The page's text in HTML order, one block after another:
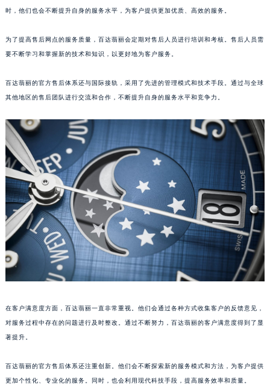
时，他们也会不断提升自身的服务水平，为客户提供更加优质、高效的服务。
为了提高售后网点的服务质量，百达翡丽会定期对售后人员进行培训和考核。售后人员需
要不断学习和掌握新的技术和知识，以更好地为客户服务。
百达翡丽的官方售后体系还与国际接轨，采用了先进的管理模式和技术手段。通过与全球
其他地区的售后团队进行交流和合作，不断提升自身的服务水平和竞争力。
在客户满意度方面，百达翡丽一直非常重视。他们会通过各种方式收集客户的反馈意见，
对服务过程中存在的问题进行及时整改。通过不断努力，百达翡丽的客户满意度得到了显
著提升。
百达翡丽的官方售后体系还注重创新。他们会不断探索新的服务模式和方法，为客户提供
更加个性化、专业化的服务。同时，也会利用现代科技手段，提高服务效率和质量。